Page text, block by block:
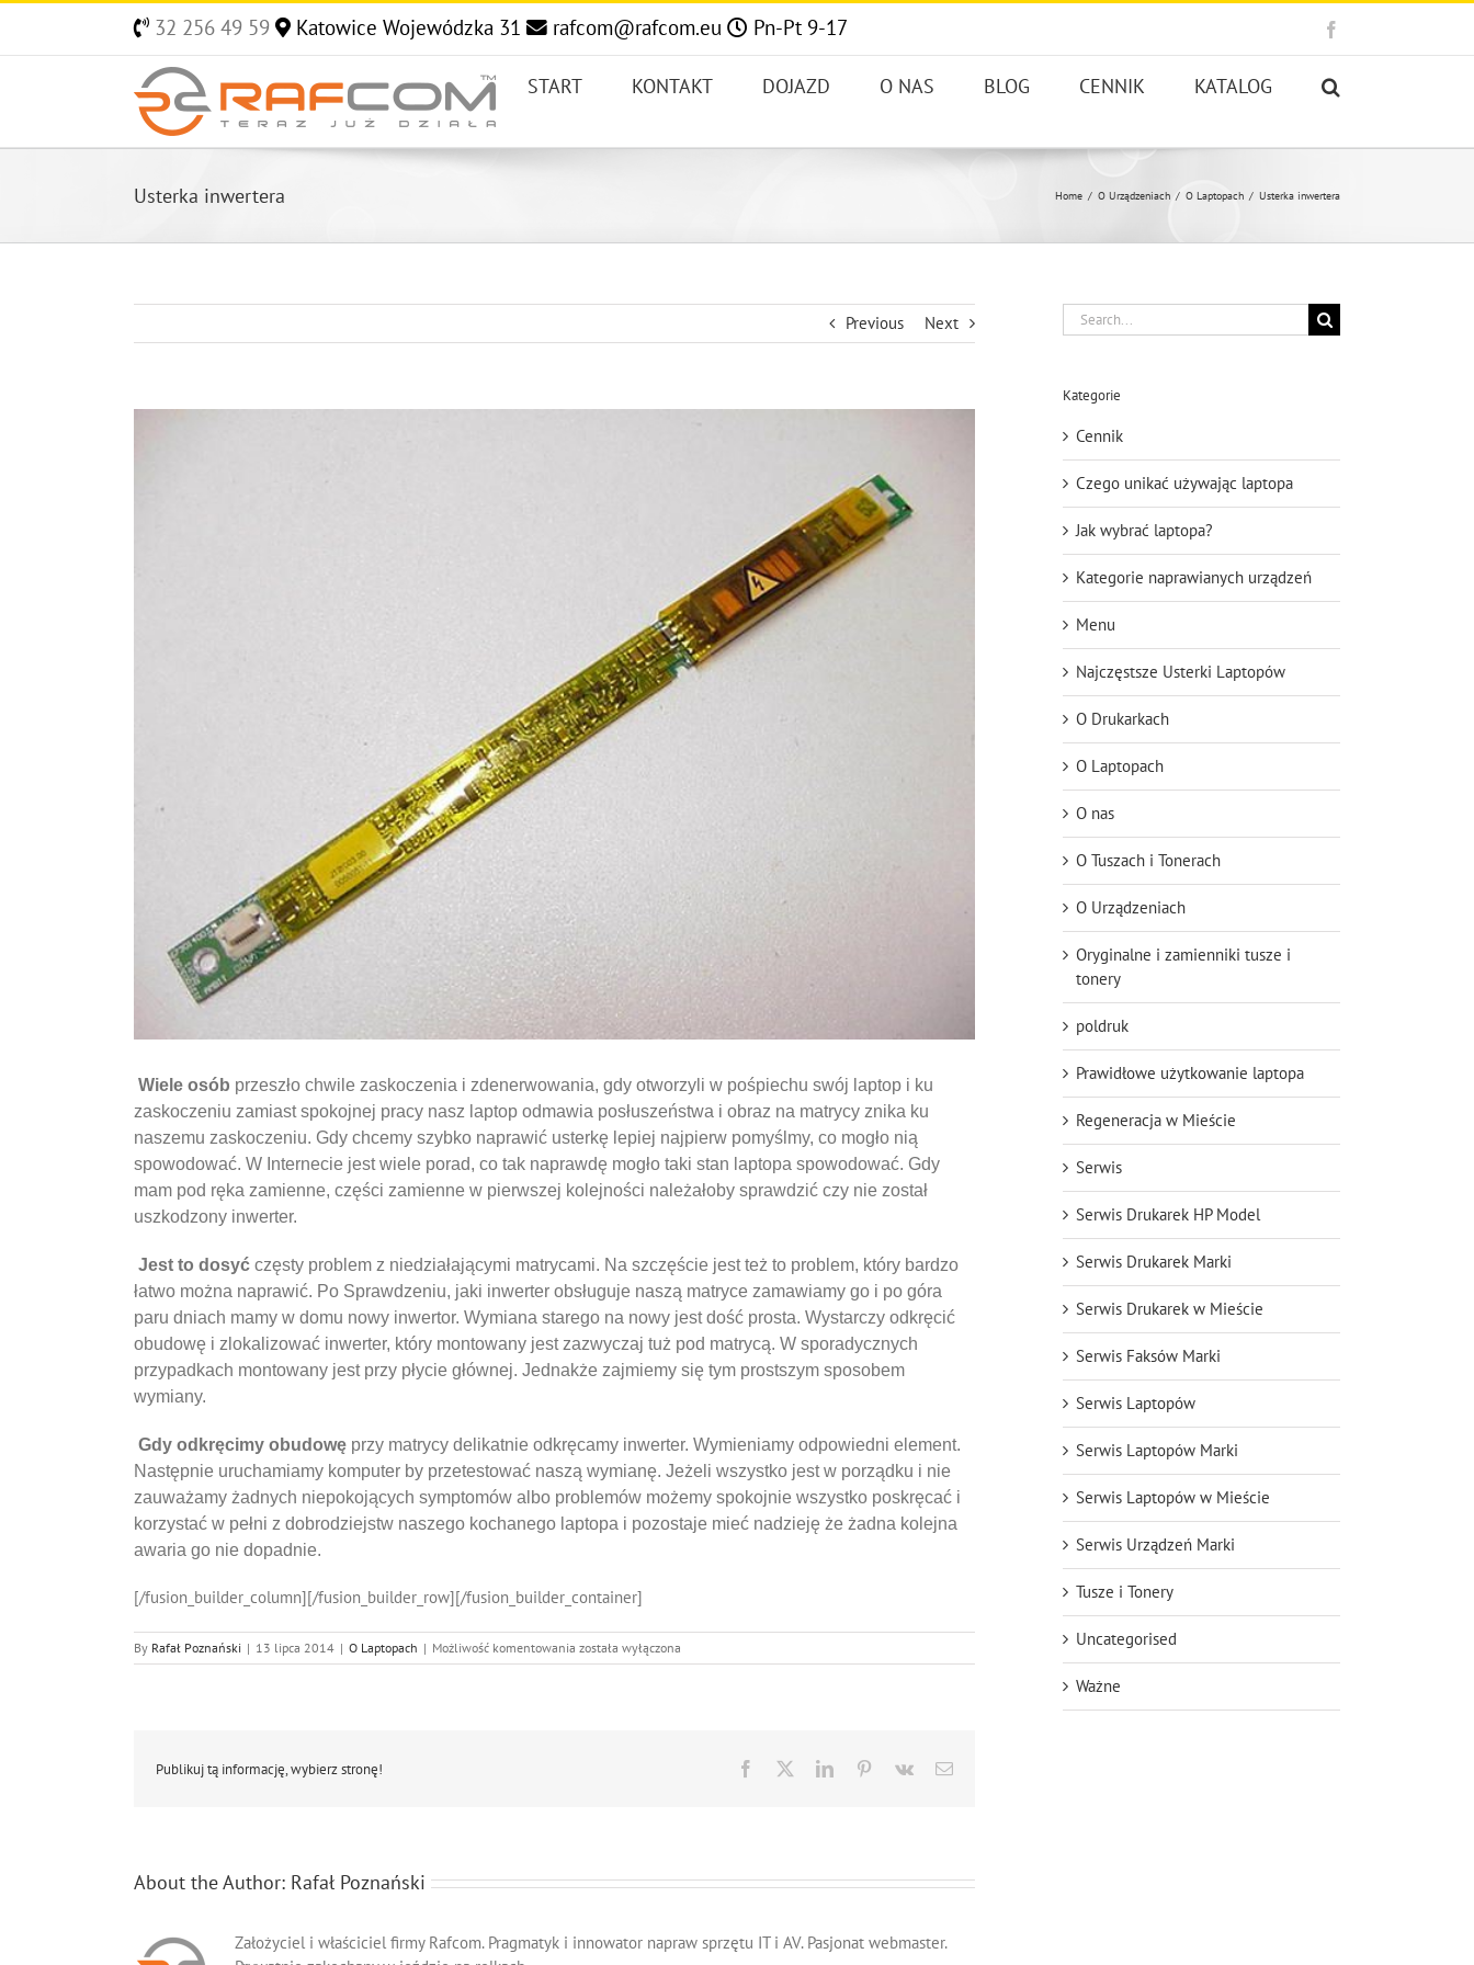
Skip
content
32 256 49 59 Katowice Wojewódzka 31 rafcom@rafcom.eu Pn-Pt 9-17
START KONTAKT DOJAZD O NAS BLOG CENNIK KATALOG
Usterka inwertera Home O Urządzeniach O Laptopach Usterka inwertera
Previous Next
Wiele osób przeszło chwile zaskoczenia i zdenerwowania, gdy otworzyli w pośpiechu swój laptop i ku
zaskoczeniu zamiast spokojnej pracy nasz laptop odmawia posłuszeństwa i obraz na matrycy znika ku
naszemu zaskoczeniu. Gdy chcemy szybko naprawić usterkę lepiej najpierw pomyślmy, co mogło nią
spowodować. W Internecie jest wiele porad, co tak naprawdę mogło taki stan laptopa spowodować. Gdy
mam pod ręka zamienne, części zamienne w pierwszej kolejności należałoby sprawdzić czy nie został
uszkodzony inwerter.
Jest to dosyć częsty problem z niedziałającymi matrycami. Na szczęście jest też to problem, który bardzo
łatwo można naprawić. Po Sprawdzeniu, jaki inwerter obsługuje naszą matryce zamawiamy go i po góra
paru dniach mamy w domu nowy inwertor. Wymiana starego na nowy jest dość prosta. Wystarczy odkręcić
obudowę i zlokalizować inwerter, który montowany jest zazwyczaj tuż pod matrycą. W sporadycznych
przypadkach montowany jest przy płycie głównej. Jednakże zajmiemy się tym prostszym sposobem
wymiany.
Gdy odkręcimy obudowę przy matrycy delikatnie odkręcamy inwerter. Wymieniamy odpowiedni element.
Następnie uruchamiamy komputer by przetestować naszą wymianę. Jeżeli wszystko jest w porządku i nie
zauważamy żadnych niepokojących symptomów albo problemów możemy spokojnie wszystko poskręcać i
korzystać w pełni z dobrodziejstw naszego kochanego laptopa i pozostaje mieć nadzieję że żadna kolejna
awaria go nie dopadnie.
[/fusion_builder_column][/fusion_builder_row][/fusion_builder_container]
By Rafał Poznański | 13 lipca 2014 | O Laptopach | Możliwość komentowania Usterka
inwertera
została wyłączona
Publikuj tą informację, wybierz stronę! Facebook LinkedInPinterest
Vk Email
About the Author: Rafał Poznański
Założyciel i właściciel firmy Rafcom. Pragmatyk i innowator napraw sprzętu IT i AV. Pasjonat webmaster.
Search
for:
Kategorie
Cennik
Czego unikać używając laptopa
Jak wybrać laptopa?
Kategorie naprawianych urządzeń
Menu
Najczęstsze Usterki Laptopów
O Drukarkach
O Laptopach
O nas
O Tuszach i Tonerach
O Urządzeniach
Oryginalne i zamienniki tusze i
tonery
poldruk
Prawidłowe użytkowanie laptopa
Regeneracja w Mieście
Serwis
Serwis Drukarek HP Model
Serwis Drukarek Marki
Serwis Drukarek w Mieście
Serwis Faksów Marki
Serwis Laptopów
Serwis Laptopów Marki
Serwis Laptopów w Mieście
Serwis Urządzeń Marki
Tusze i Tonery
Uncategorised
Ważne